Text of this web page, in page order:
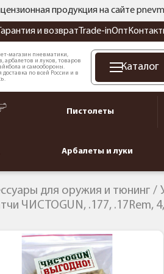
продукция на сайте
Гарантия и возврат Trade-inОпт
магазин пневматики,
арбалетов и луков, товаров
и самообороны.
доставка по всей России и в
Каталог
Пистолеты
Арбалеты и луки
для оружия и тюнинг
ЧИСТОGUN, .177, .17Rem,